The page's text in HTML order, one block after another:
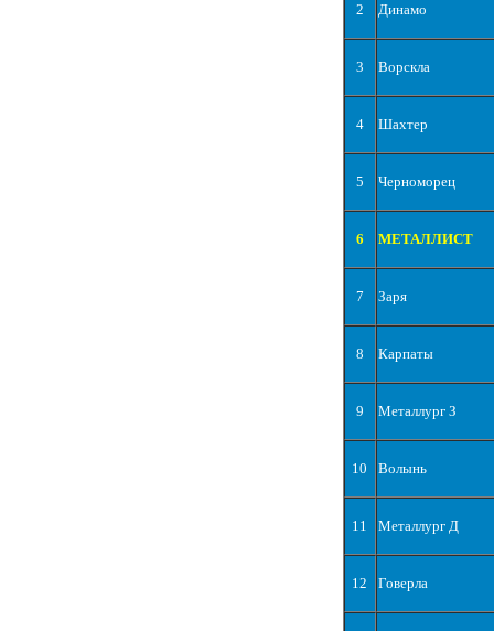
2 Динамо
3 Ворскла
4 Шахтер
5 Черноморец
6 МЕТАЛЛИСТ
7 Заря
8 Карпаты
9 Металлург З
10 Волынь
11 Металлург Д
12 Говерла